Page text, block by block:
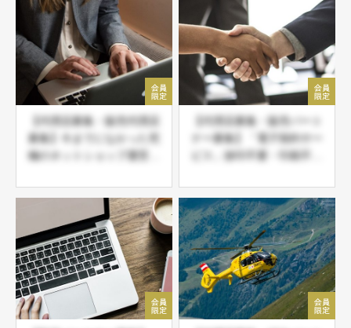
【代理店募集・販売代理店
募集】今までになかった究
極のネットショップ運営。
れ！
【代理店募集・販売パート
ナー募集】「電子契約サー
ビス」捺印不要・印刷不
要の導入必須商材